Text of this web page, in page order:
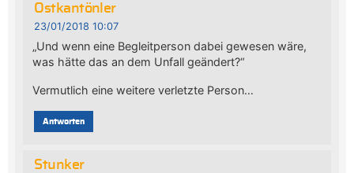
Ostkantönler
23/01/2018 10:07
„Und wenn eine Begleitperson dabei gewesen wäre,
was hätte das an dem Unfall geändert?“
Vermutlich eine weitere verletzte Person…
Antworten
Stunker